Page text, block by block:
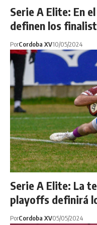
Serie A Elite: En
definen los
PorCordoba XV10/05/2024
Serie A Elite: La
playoffs definirá
PorCordoba XV05/05/2024